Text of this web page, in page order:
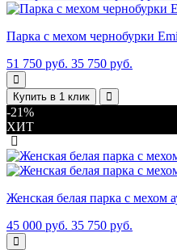
Парка с мехом чернобурки
51 750 руб. 35 750 руб.
Купить в 1 клик
-21%
ХИТ
Женская белая парка с мехом
45 000 руб. 35 750 руб.